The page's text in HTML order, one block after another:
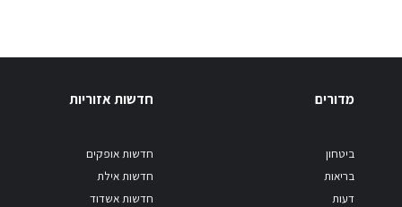
מדורים
ביטחון
בריאות
דעות
חדשות אזוריות
חדשות אופקים
חדשות אילת
חדשות אשדוד